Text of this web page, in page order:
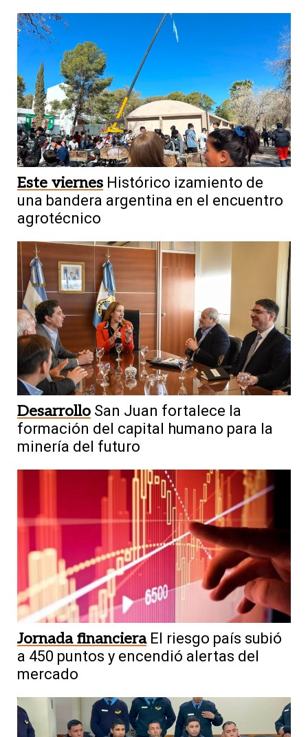
Este viernes Histórico izamiento de
una bandera argentina en el encuentro
agrotécnico
Desarrollo San Juan fortalece la
formación del capital humano para la
minería del futuro
Jornada financiera El riesgo país subió
a 450 puntos y encendió alertas del
mercado